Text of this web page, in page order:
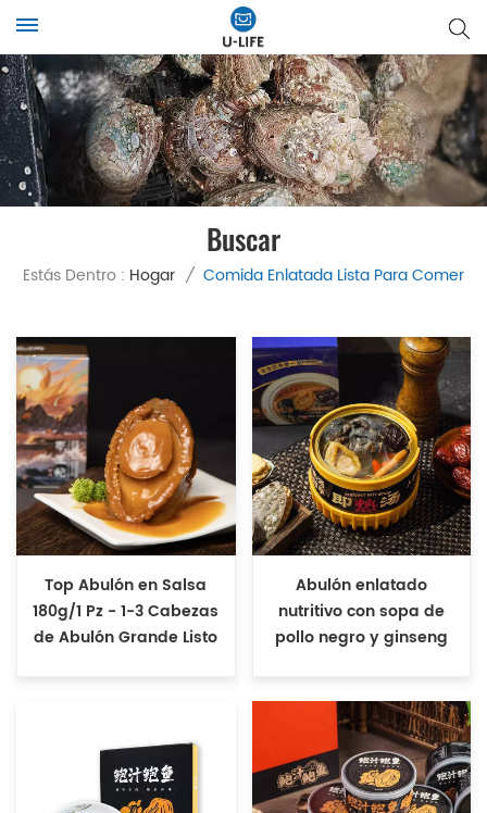
Buscar
Estás Dentro : Hogar / Comida Enlatada Lista Para Comer
Top Abulón en Salsa
180g/1 Pz - 1-3 Cabezas
de Abulón Grande Listo
Abulón enlatado
nutritivo con sopa de
pollo negro y ginseng